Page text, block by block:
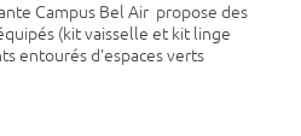
Campus Bel Air propose des
(kit vaisselle et kit linge
entourés d'espaces verts